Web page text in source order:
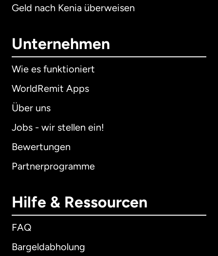
Geld nach Kenia überweisen
Unternehmen
Wie es funktioniert
WorldRemit Apps
Über uns
Jobs - wir stellen ein!
Bewertungen
Partnerprogramme
Hilfe & Ressourcen
FAQ
Bargeldabholung